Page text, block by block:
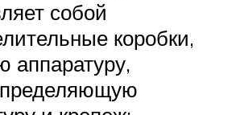
собой
коробки,
аппаратуру,